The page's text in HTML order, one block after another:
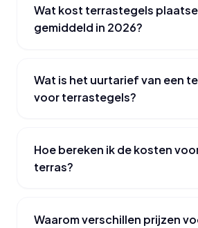
Wat kost terrastegels
gemiddeld in 2026?
Wat is het uurtarief van een
voor terrastegels?
Hoe bereken ik de kosten
terras?
Waarom verschillen prijzen